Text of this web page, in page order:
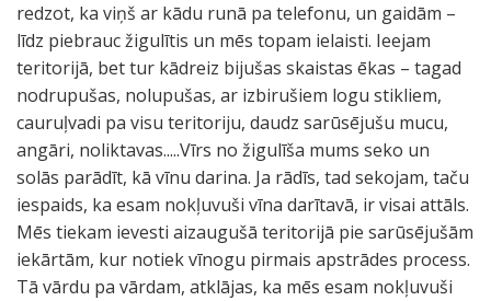
redzot, ka viņš ar kādu runā pa telefonu, un gaidām –
līdz piebrauc žigulītis un mēs topam ielaisti. Ieejam
teritorijā, bet tur kādreiz bijušas skaistas ēkas – tagad
nodrupušas, nolupušas, ar izbirušiem logu stikliem,
cauruļvadi pa visu teritoriju, daudz sarūsējušu mucu,
angāri, noliktavas.....Vīrs no žigulīša mums seko un
solās parādīt, kā vīnu darina. Ja rādīs, tad sekojam, taču
iespaids, ka esam nokļuvuši vīna darītavā, ir visai attāls.
Mēs tiekam ievesti aizaugušā teritorijā pie sarūsējušām
iekārtām, kur notiek vīnogu pirmais apstrādes process.
Tā vārdu pa vārdam, atklājas, ka mēs esam nokļuvuši